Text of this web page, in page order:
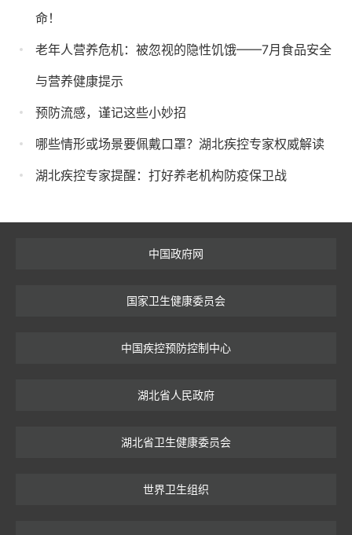
命！
老年人营养危机：被忽视的隐性饥饿——7月食品安全
与营养健康提示
预防流感，谨记这些小妙招
哪些情形或场景要佩戴口罩？湖北疾控专家权威解读
湖北疾控专家提醒：打好养老机构防疫保卫战
中国政府网
国家卫生健康委员会
中国疾控预防控制中心
湖北省人民政府
湖北省卫生健康委员会
世界卫生组织